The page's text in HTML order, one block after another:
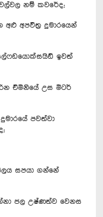
නම් කවරේද;
අපවිත්‍ර දුමාරයෙන්
සල්ෆඩයොක්සයිඩ් ඉවත්
චිමිනියේ උස මීට‍ර්
පවත්වා
සපයා ගන්නේ
ජල උෂ්ණත්ව වෙනස